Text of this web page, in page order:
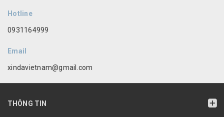
Hotline
0931164999
Email
xindavietnam@gmail.com
THÔNG TIN